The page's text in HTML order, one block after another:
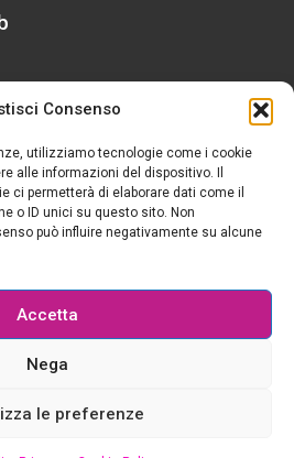
Consenso
utilizziamo tecnologie come i cookie
alle informazioni del dispositivo. Il
ci permetterà di elaborare dati come il
o ID unici su questo sito. Non
può influire negativamente su alcune
Accetta
Nega
le preferenze
2026
G V S
1
2
13 14 15
16
20
è chic - Il blog per le ragazze che si rendono